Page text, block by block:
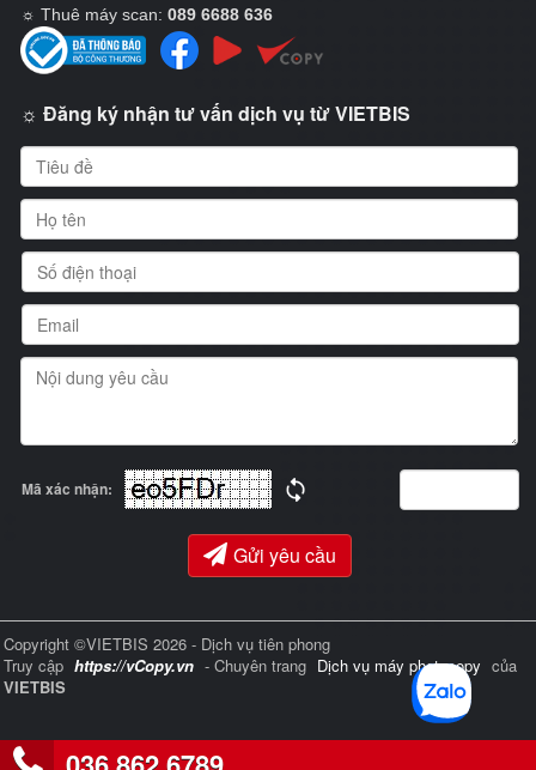
☼ Thuê máy scan: 089 6688 636
☼ Đăng ký nhận tư vấn dịch vụ từ VIETBIS
Mã xác nhận:
Gửi yêu cầu
Copyright ©VIETBIS 2026 - Dịch vụ tiên phong
Truy cập https://vCopy.vn - Chuyên trang Dịch vụ máy photocopy của
VIETBIS